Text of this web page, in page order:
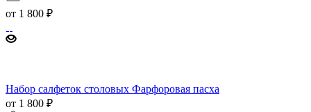
от 1 800 ₽
Набор салфеток столовых Фарфоровая пасха
от 1 800 ₽